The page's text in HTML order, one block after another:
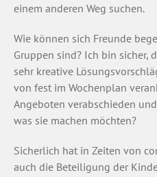
einem anderen Weg suchen.
Wie können sich Freunde
Gruppen sind? Ich bin sicher,
sehr kreative
von fest im Wochenplan
Angeboten verabschieden
was sie machen möchten?
Sicherlich hat in Zeiten von
auch die Beteiligung der